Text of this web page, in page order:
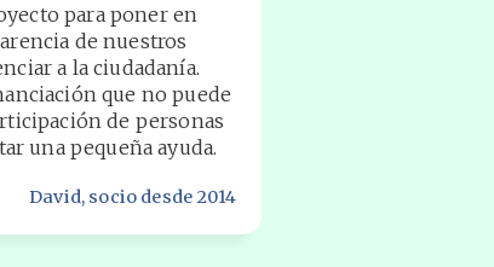
para poner en
de nuestros
a la ciudadanía.
que no puede
de personas
una pequeña ayuda.
David, socio desde 2014